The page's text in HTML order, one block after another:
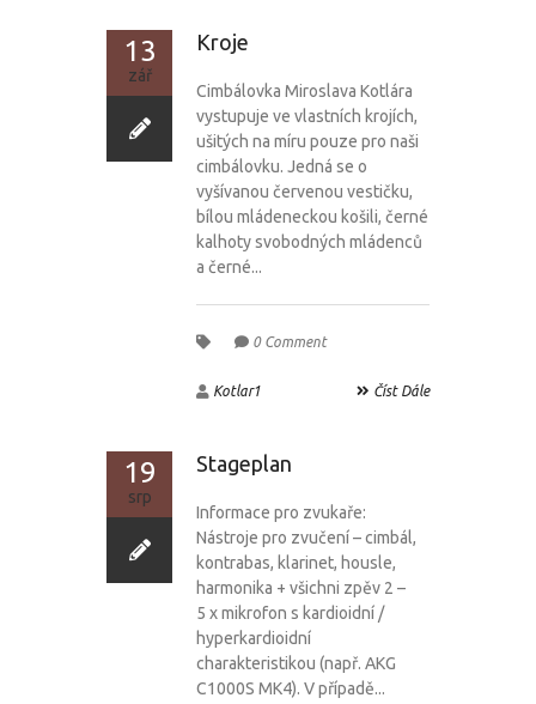
13
zář
Kroje
Cimbálovka Miroslava Kotlára
vystupuje ve vlastních krojích,
ušitých na míru pouze pro naši
cimbálovku. Jedná se o
vyšívanou červenou vestičku,
bílou mládeneckou košili, černé
kalhoty svobodných mládenců
a černé...
0 Comment
Kotlar1 Číst Dále
19
srp
Stageplan
Informace pro zvukaře:
Nástroje pro zvučení – cimbál,
kontrabas, klarinet, housle,
harmonika + všichni zpěv 2 –
5 x mikrofon s kardioidní /
hyperkardioidní
charakteristikou (např. AKG
C1000S MK4). V případě...